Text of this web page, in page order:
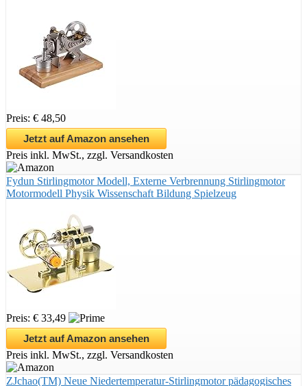
Preis: € 48,50
Jetzt auf Amazon ansehen
Preis inkl. MwSt., zzgl. Versandkosten
Fydun Stirlingmotor Modell, Externe Verbrennung Stirlingmotor
Motormodell Physik Wissenschaft Bildung Spielzeug
Preis: € 33,49
Jetzt auf Amazon ansehen
Preis inkl. MwSt., zzgl. Versandkosten
ZJchao(TM) Neue Niedertemperatur-Stirlingmotor pädagogisches